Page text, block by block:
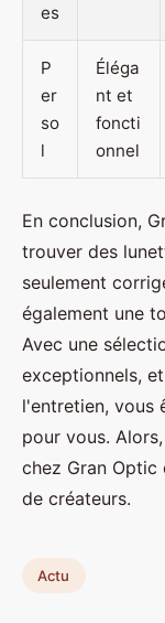
es
P
er
so
l
Éléga
nt et
foncti
onnel
En conclusion,
trouver des
seulement
également une
Avec une
exceptionnels,
l'entretien, vous
pour vous.
chez Gran
de créateurs.
Actu